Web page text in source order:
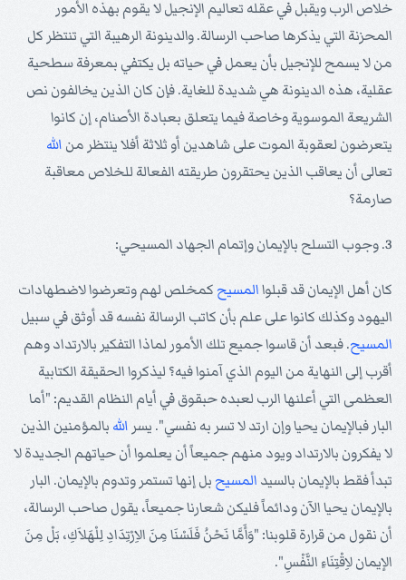
خلاص الرب ويقبل في عقله تعاليم الإنجيل لا يقوم بهذه الأمور
المحزنة التي يذكرها صاحب الرسالة. والدينونة الرهيبة التي تنتظر كل
من لا يسمح للإنجيل بأن يعمل في حياته بل يكتفي بمعرفة سطحية
عقلية، هذه الدينونة هي شديدة للغاية. فإن كان الذين يخالفون نص
الشريعة الموسوية وخاصة فيما يتعلق بعبادة الأصنام، إن كانوا
يتعرضون لعقوبة الموت على شاهدين أو ثلاثة أفلا ينتظر من الله
تعالى أن يعاقب الذين يحتقرون طريقته الفعالة للخلاص معاقبة
صارمة؟
3. وجوب التسلح بالإيمان وإتمام الجهاد المسيحي:
كان أهل الإيمان قد قبلواالمسيح كمخلص لهم وتعرضوا لاضطهادات
اليهود وكذلك كانوا على علم بأن كاتب الرسالة نفسه قد أوثق في سبيل
المسيح. فبعد أن قاسوا جميع تلك الأمور لماذا التفكير بالارتداد وهم
أقرب إلى النهاية من اليوم الذي آمنوا فيه؟ ليذكروا الحقيقة الكتابية
العظمى التي أعلنها الرب لعبده حبقوق في أيام النظام القديم: "أما
البار فبالإيمان يحيا وإن ارتد لا تسر به نفسي". يسر الله بالمؤمنين الذين
لا يفكرون بالارتداد ويود منهم جميعاً أن يعلموا أن حياتهم الجديدة لا
تبدأ فقط بالإيمان بالسيد المسيح بل إنها تستمر وتدوم بالإيمان. البار
بالإيمان يحيا الآن ودائماً فليكن شعارنا جميعاً، يقول صاحب الرسالة،
أن نقول من قرارة قلوبنا: "وَأَمَّا نَحْنُ فَلَسْنَا مِنَ الاِرْتِدَادِ لِلْهَلاَكِ، بَلْ مِنَ
الإيمان لاِقْتِنَاءِ النَّفْسِ".